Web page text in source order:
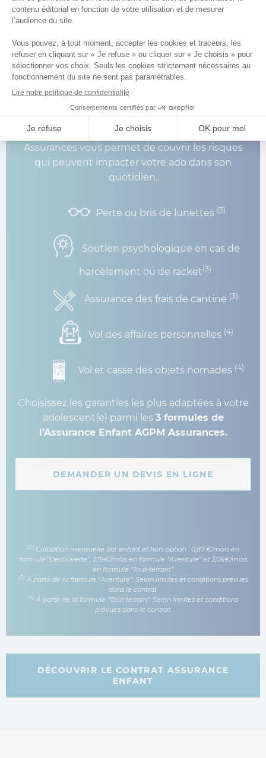
Choisissez l’Assurance Enfant pour
couvrir votre adolescent(e) à partir
de 0,87 €/mois(2)
Être adolescent n’est pas de tout repos. Parce
facile, l’Assurance Enfant proposée par AGPM
Assurances vous permet de couvrir les risques
qui peuvent impacter votre ado dans son
quotidien.
Perte ou bris de lunettes (3)
Soutien psychologique en cas de
harcèlement ou de racket(3)
Assurance des frais de cantine (3)
Vol des affaires personnelles (4)
Vol et casse des objets nomades (4)
Choisissez les garanties les plus adaptées à votre
adolescent(e) parmi les 3 formules de
l’Assurance Enfant AGPM Assurances.
DEMANDER UN DEVIS EN LIGNE
(2)Cotisation mensuelle par enfant et hors option : 0,87 €/mois en
formule “Découverte”, 2,19€/mois en formule “Aventure” et 3,06€/mois
en formule “Tout-terrain”.
(3)À partir de la formule “Aventure”. Selon limites et conditions prévues
dans le contrat.
(4) À partir de la formule “Tout-terrain”. Selon limites et conditions
prévues dans le contrat.
DÉCOUVRIR LE CONTRAT ASSURANCE
ENFANT